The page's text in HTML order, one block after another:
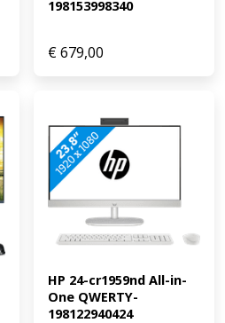
198153998340
€679,00
HP 24-cr1959nd All-in-
One QWERTY-
198122940424